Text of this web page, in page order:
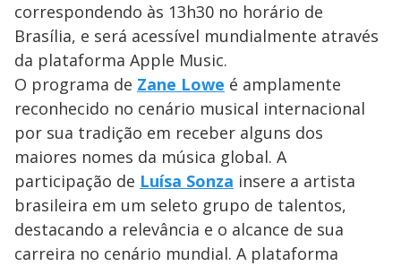
correspondendo às 13h30 no horário de
Brasília, e será acessível mundialmente através
da plataforma Apple Music.
O programa de Zane Lowe é amplamente
reconhecido no cenário musical internacional
por sua tradição em receber alguns dos
maiores nomes da música global. A
participação de Luísa Sonza insere a artista
brasileira em um seleto grupo de talentos,
destacando a relevância e o alcance de sua
carreira no cenário mundial. A plataforma